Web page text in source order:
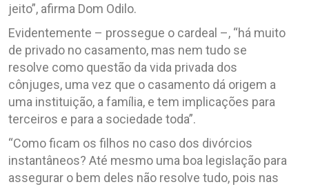
jeito”, afirma Dom Odilo.
Evidentemente – prossegue o cardeal –, “há muito
de privado no casamento, mas nem tudo se
resolve como questão da vida privada dos
cônjuges, uma vez que o casamento dá origem a
uma instituição, a família, e tem implicações para
terceiros e para a sociedade toda”.
“Como ficam os filhos no caso dos divórcios
instantâneos? Até mesmo uma boa legislação para
assegurar o bem deles não resolve tudo, pois nas